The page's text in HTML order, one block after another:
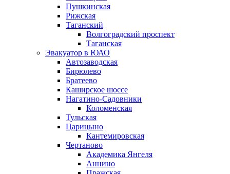
Пушкинская
Рижская
Таганский
Волгоградский проспект
Таганская
Эвакуатор в ЮАО
Автозаводская
Бирюлево
Братеево
Каширское шоссе
Нагатино-Садовники
Коломенская
Тульская
Царицыно
Кантемировская
Чертаново
Академика Янгеля
Аннино